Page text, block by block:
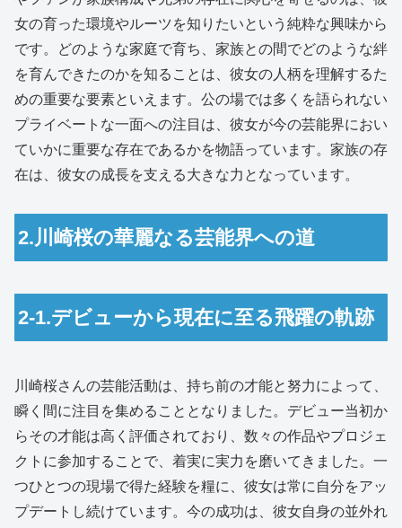
女の育った環境やルーツを知りたいという純粋な興味から
です。どのような家庭で育ち、家族との間でどのような絆
を育んできたのかを知ることは、彼女の人柄を理解するた
めの重要な要素といえます。公の場では多くを語られない
プライベートな一面への注目は、彼女が今の芸能界におい
ていかに重要な存在であるかを物語っています。家族の存
在は、彼女の成長を支える大きな力となっています。
2.川崎桜の華麗なる芸能界への道
2-1.デビューから現在に至る飛躍の軌跡
川崎桜さんの芸能活動は、持ち前の才能と努力によって、
瞬く間に注目を集めることとなりました。デビュー当初か
らその才能は高く評価されており、数々の作品やプロジェ
クトに参加することで、着実に実力を磨いてきました。一
つひとつの現場で得た経験を糧に、彼女は常に自分をアッ
プデートし続けています。今の成功は、彼女自身の並外れ